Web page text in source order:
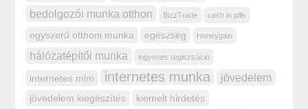
bedolgozói munka otthon BizzTrade cash in pills
egyszerű otthoni munka egészség Honeygain
hálózatépítői munka ingyenes regisztráció
internetes mlm internetes munka jövedelem
jövedelem kiegészítés
kiemelt hirdetés